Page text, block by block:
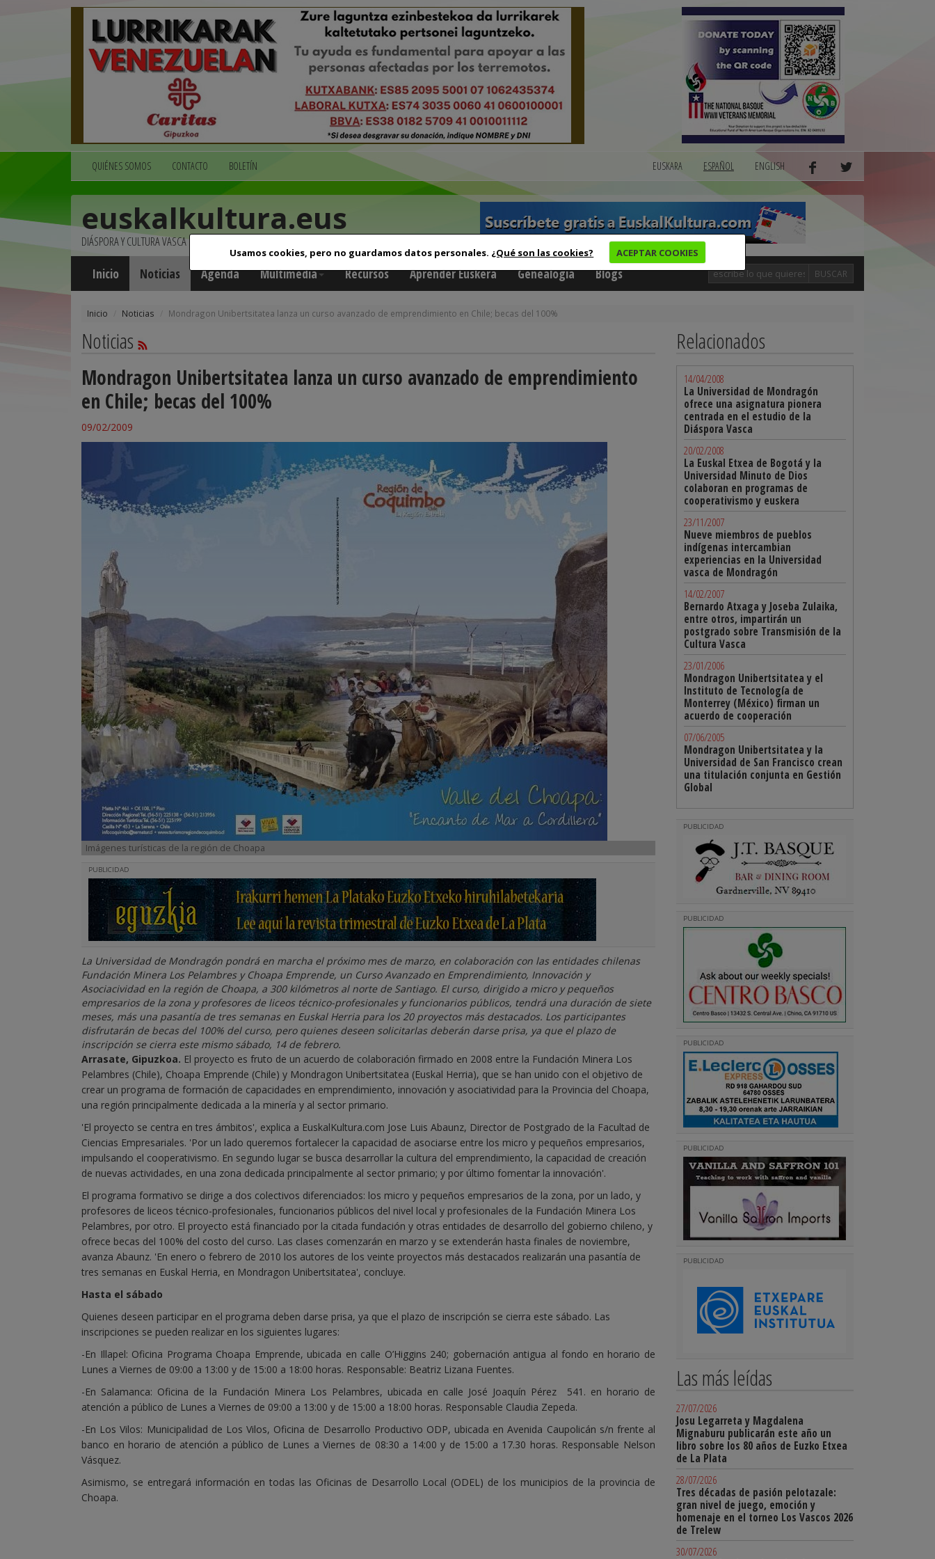
Usamos cookies, pero no guardamos datos personales. ¿Qué son las cookies? ACEPTAR COOKIES
QUIÉNES SOMOS CONTACTO BOLETÍN EUSKARA ESPAÑOL ENGLISH
euskalkultura.eus
DIÁSPORA Y CULTURA VASCA
Inicio Noticias Agenda Multimedia Recursos Aprender Euskera Genealogía Blogs BUSCAR
Inicio Noticias Mondragon Unibertsitatea lanza un curso avanzado de emprendimiento en Chile; becas del 100%
Noticias
Mondragon Unibertsitatea lanza un curso avanzado de emprendimiento
en Chile; becas del 100%
09/02/2009
Imágenes turísticas de la región de Choapa
PUBLICIDAD
La Universidad de Mondragón pondrá en marcha el próximo mes de marzo, en colaboración con las entidades chilenas
Fundación Minera Los Pelambres y Choapa Emprende, un Curso Avanzado en Emprendimiento, Innovación y
Asociacividad en la región de Choapa, a 300 kilómetros al norte de Santiago. El curso, dirigido a micro y pequeños
empresarios de la zona y profesores de liceos técnico-profesionales y funcionarios públicos, tendrá una duración de siete
meses, más una pasantía de tres semanas en Euskal Herria para los 20 proyectos más destacados. Los participantes
disfrutarán de becas del 100% del curso, pero quienes deseen solicitarlas deberán darse prisa, ya que el plazo de
inscripción se cierra este mismo sábado, 14 de febrero.
Arrasate, Gipuzkoa. El proyecto es fruto de un acuerdo de colaboración firmado en 2008 entre la Fundación Minera Los
Pelambres (Chile), Choapa Emprende (Chile) y Mondragon Unibertsitatea (Euskal Herria), que se han unido con el objetivo de
crear un programa de formación de capacidades en emprendimiento, innovación y asociatividad para la Provincia del Choapa,
una región principalmente dedicada a la minería y al sector primario.
'El proyecto se centra en tres ámbitos', explica a EuskalKultura.com Jose Luis Abaunz, Director de Postgrado de la Facultad de
Ciencias Empresariales. 'Por un lado queremos fortalecer la capacidad de asociarse entre los micro y pequeños empresarios,
impulsando el cooperativismo. En segundo lugar se busca desarrollar la cultura del emprendimiento, la capacidad de creación
de nuevas actividades, en una zona dedicada principalmente al sector primario; y por último fomentar la innovación'.
El programa formativo se dirige a dos colectivos diferenciados: los micro y pequeños empresarios de la zona, por un lado, y
profesores de liceos técnico-profesionales, funcionarios públicos del nivel local y profesionales de la Fundación Minera Los
Pelambres, por otro. El proyecto está financiado por la citada fundación y otras entidades de desarrollo del gobierno chileno, y
ofrece becas del 100% del costo del curso. Las clases comenzarán en marzo y se extenderán hasta finales de noviembre,
avanza Abaunz. 'En enero o febrero de 2010 los autores de los veinte proyectos más destacados realizarán una pasantía de
tres semanas en Euskal Herria, en Mondragon Unibertsitatea', concluye.
Hasta el sábado
Quienes deseen participar en el programa deben darse prisa, ya que el plazo de inscripción se cierra este sábado. Las
inscripciones se pueden realizar en los siguientes lugares:
-En Illapel: Oficina Programa Choapa Emprende, ubicada en calle O’Higgins 240; gobernación antigua al fondo en horario de
Lunes a Viernes de 09:00 a 13:00 y de 15:00 a 18:00 horas. Responsable: Beatriz Lizana Fuentes.
-En Salamanca: Oficina de la Fundación Minera Los Pelambres, ubicada en calle José Joaquín Pérez 541. en horario de
atención a público de Lunes a Viernes de 09:00 a 13:00 y de 15:00 a 18:00 horas. Responsable Claudia Zepeda.
-En Los Vilos: Municipalidad de Los Vilos, Oficina de Desarrollo Productivo ODP, ubicada en Avenida Caupolicán s/n frente al
banco en horario de atención a público de Lunes a Viernes de 08:30 a 14:00 y de 15:00 a 17.30 horas. Responsable Nelson
Vásquez.
Asimismo, se entregará información en todas las Oficinas de Desarrollo Local (ODEL) de los municipios de la provincia de
Choapa.
Relacionados
14/04/2008
La Universidad de Mondragón
ofrece una asignatura pionera
centrada en el estudio de la
Diáspora Vasca
20/02/2008
La Euskal Etxea de Bogotá y la
Universidad Minuto de Dios
colaboran en programas de
cooperativismo y euskera
23/11/2007
Nueve miembros de pueblos
indígenas intercambian
experiencias en la Universidad
vasca de Mondragón
14/02/2007
Bernardo Atxaga y Joseba Zulaika,
entre otros, impartirán un
postgrado sobre Transmisión de la
Cultura Vasca
23/01/2006
Mondragon Unibertsitatea y el
Instituto de Tecnología de
Monterrey (México) firman un
acuerdo de cooperación
07/06/2005
Mondragon Unibertsitatea y la
Universidad de San Francisco crean
una titulación conjunta en Gestión
Global
PUBLICIDAD
PUBLICIDAD
PUBLICIDAD
PUBLICIDAD
PUBLICIDAD
Las más leídas
27/07/2026
Josu Legarreta y Magdalena
Mignaburu publicarán este año un
libro sobre los 80 años de Euzko Etxea
de La Plata
28/07/2026
Tres décadas de pasión pelotazale:
gran nivel de juego, emoción y
homenaje en el torneo Los Vascos 2026
de Trelew
30/07/2026